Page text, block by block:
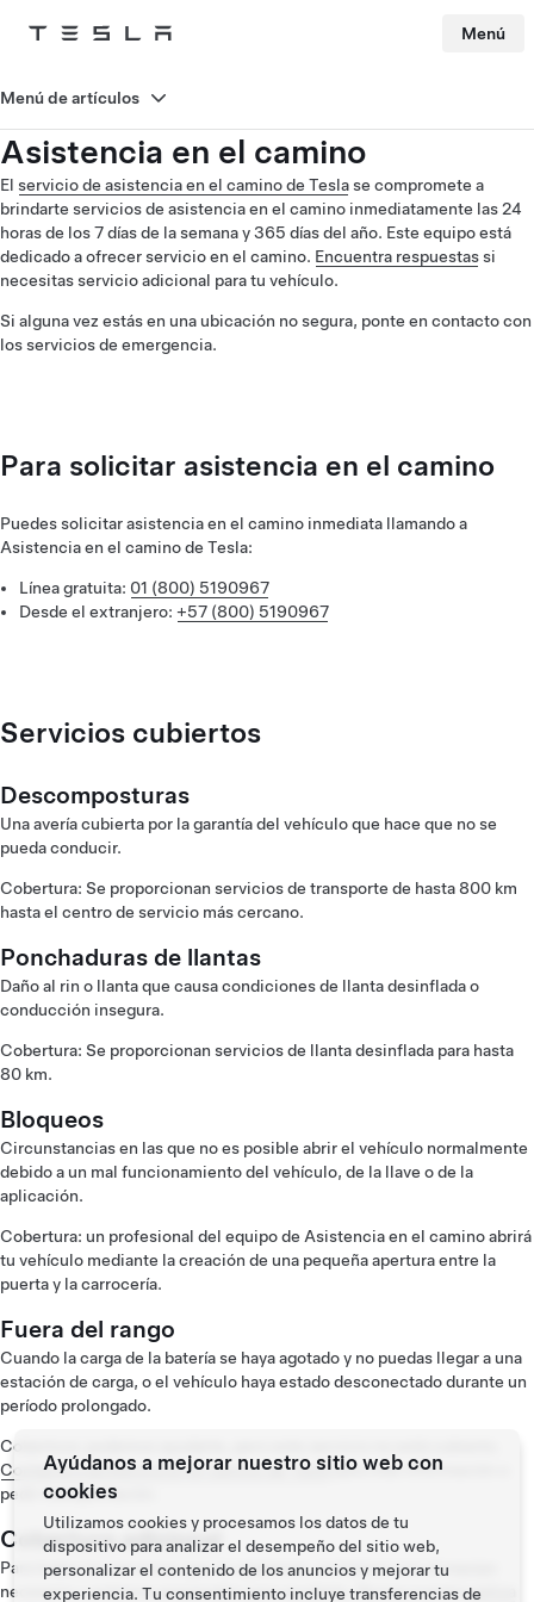
Tesla Menú
Asistencia en el camino
El servicio de asistencia en el camino de Teslase compromete a
brindarte servicios de asistencia en el camino inmediatamente las 24
horas de los 7 días de la semana y 365 días del año. Este equipo está
dedicado a ofrecer servicio en el camino. Encuentra respuestassi
necesitas servicio adicional para tu vehículo.
Si alguna vez estás en una ubicación no segura, ponte en contacto con
los servicios de emergencia.
Para solicitar asistencia en el camino
Puedes solicitar asistencia en el camino inmediata llamando a
Asistencia en el camino de Tesla:
Línea gratuita: 01 (800) 5190967
Desde el extranjero: +57 (800) 5190967
Servicios cubiertos
Descomposturas
Una avería cubierta por la garantía del vehículo que hace que no se
pueda conducir.
Cobertura: Se proporcionan servicios de transporte de hasta 800 km
hasta el centro de servicio más cercano.
Ponchaduras de llantas
Daño al rin o llanta que causa condiciones de llanta desinflada o
conducción insegura.
Cobertura: Se proporcionan servicios de llanta desinflada para hasta
80 km.
Bloqueos
Circunstancias en las que no es posible abrir el vehículo normalmente
debido a un mal funcionamiento del vehículo, de la llave o de la
aplicación.
Cobertura: un profesional del equipo de Asistencia en el camino abrirá
tu vehículo mediante la creación de una pequeña apertura entre la
puerta y la carrocería.
Fuera del rango
Cuando la carga de la batería se haya agotado y no puedas llegar a una
estación de carga, o el vehículo haya estado desconectado durante un
período prolongado.
Cobertura: podemos ayudarte, pero este servicio no está cubierto.
Contacta a asistencia en el camino de Teslapara más información o
pedir transportación.
Cobertura adicional
Para todos los servicios que no aparecen, contamos con el equipo
necesario y estamos preparados para ayudarte. Revisa nuestrapóliza
Menú de artículos
Ayúdanos a mejorar nuestro sitio web con
cookies
Utilizamos cookies y procesamos los datos de tu
dispositivo para analizar el desempeño del sitio web,
personalizar el contenido de los anuncios y mejorar tu
experiencia. Tu consentimiento incluye transferencias de